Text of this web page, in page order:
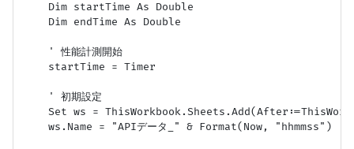
    Dim startTime As Double
    Dim endTime As Double
    ' 性能計測開始
    startTime = Timer
    ' 初期設定
Set ws =
    ws.Name = "APIデータ_" & Format(Now, "hhmmss")